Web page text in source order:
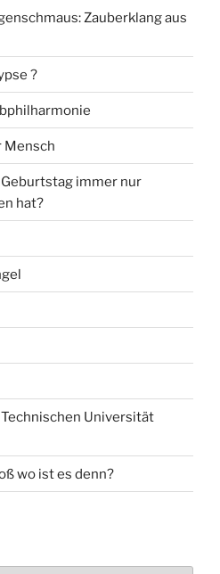
Zauberklang aus
?
Mensch
immer nur
hat?
Universität
wo ist es denn?